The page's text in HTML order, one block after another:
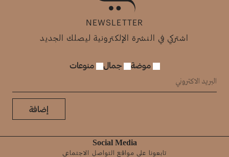
NEWSLETTER
اشتركي في النشرة الإلكترونية ليصلك الجديد
موضة جمال منوعات
إضافة
Social Media
تابعونا على مواقع التواصل الاجتماعي